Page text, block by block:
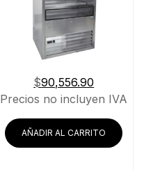
$90,556.90
Precios no incluyen IVA
AÑADIR AL CARRITO